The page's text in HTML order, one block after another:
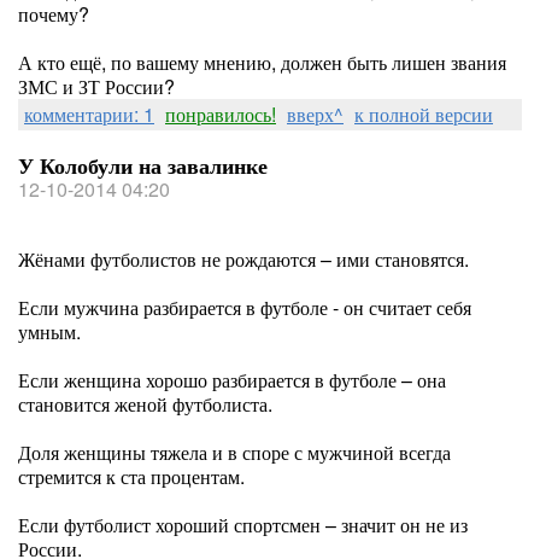
почему?
А кто ещё, по вашему мнению, должен быть лишен звания
ЗМС и ЗТ России?
комментарии: 1 понравилось! вверх^ к полной версии
У Колобули на завалинке
12-10-2014 04:20
Жёнами футболистов не рождаются – ими становятся.
Если мужчина разбирается в футболе - он считает себя
умным.
Если женщина хорошо разбирается в футболе – она
становится женой футболиста.
Доля женщины тяжела и в споре с мужчиной всегда
стремится к ста процентам.
Если футболист хороший спортсмен – значит он не из
России.